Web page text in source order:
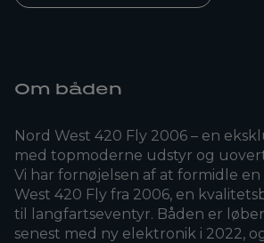
Om båden
Nord West 420 Fly 2006 – en
med topmoderne udstyr og
Vi har fornøjelsen af at formidle
West 420 Fly fra 2006, en
til langfartseventyr. Båden er
senest med ny elektronik i 2022,